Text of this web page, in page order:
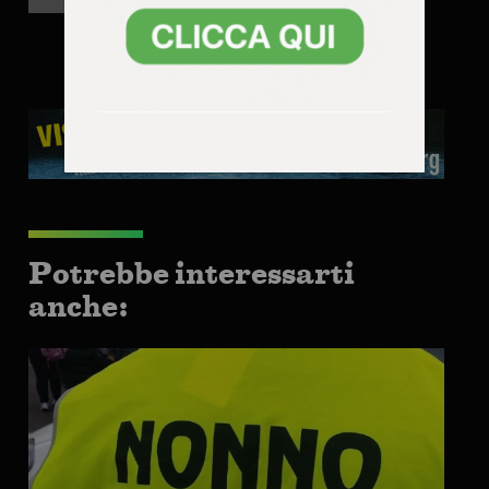
sequestrate dalla Polizia
Locale
Potrebbe interessarti
anche: